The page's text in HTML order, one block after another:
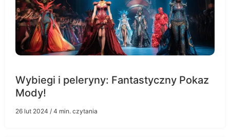
Wybiegi i peleryny: Fantastyczny Pokaz
Mody!
26 lut 2024 / 4 min. czytania